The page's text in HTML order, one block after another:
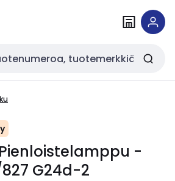
Pienloistelamppu -
G24d-2